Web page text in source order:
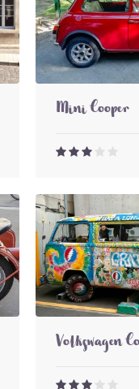
Mini Cooper
Volkswagen